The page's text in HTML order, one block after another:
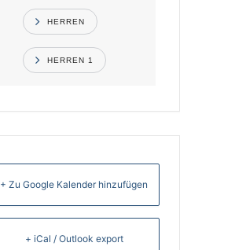
HERREN
HERREN 1
+ Zu Google Kalender hinzufügen
+ iCal / Outlook export